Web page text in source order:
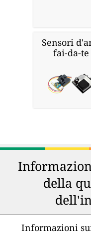
Sensori
fai-da-te
della
Informazioni